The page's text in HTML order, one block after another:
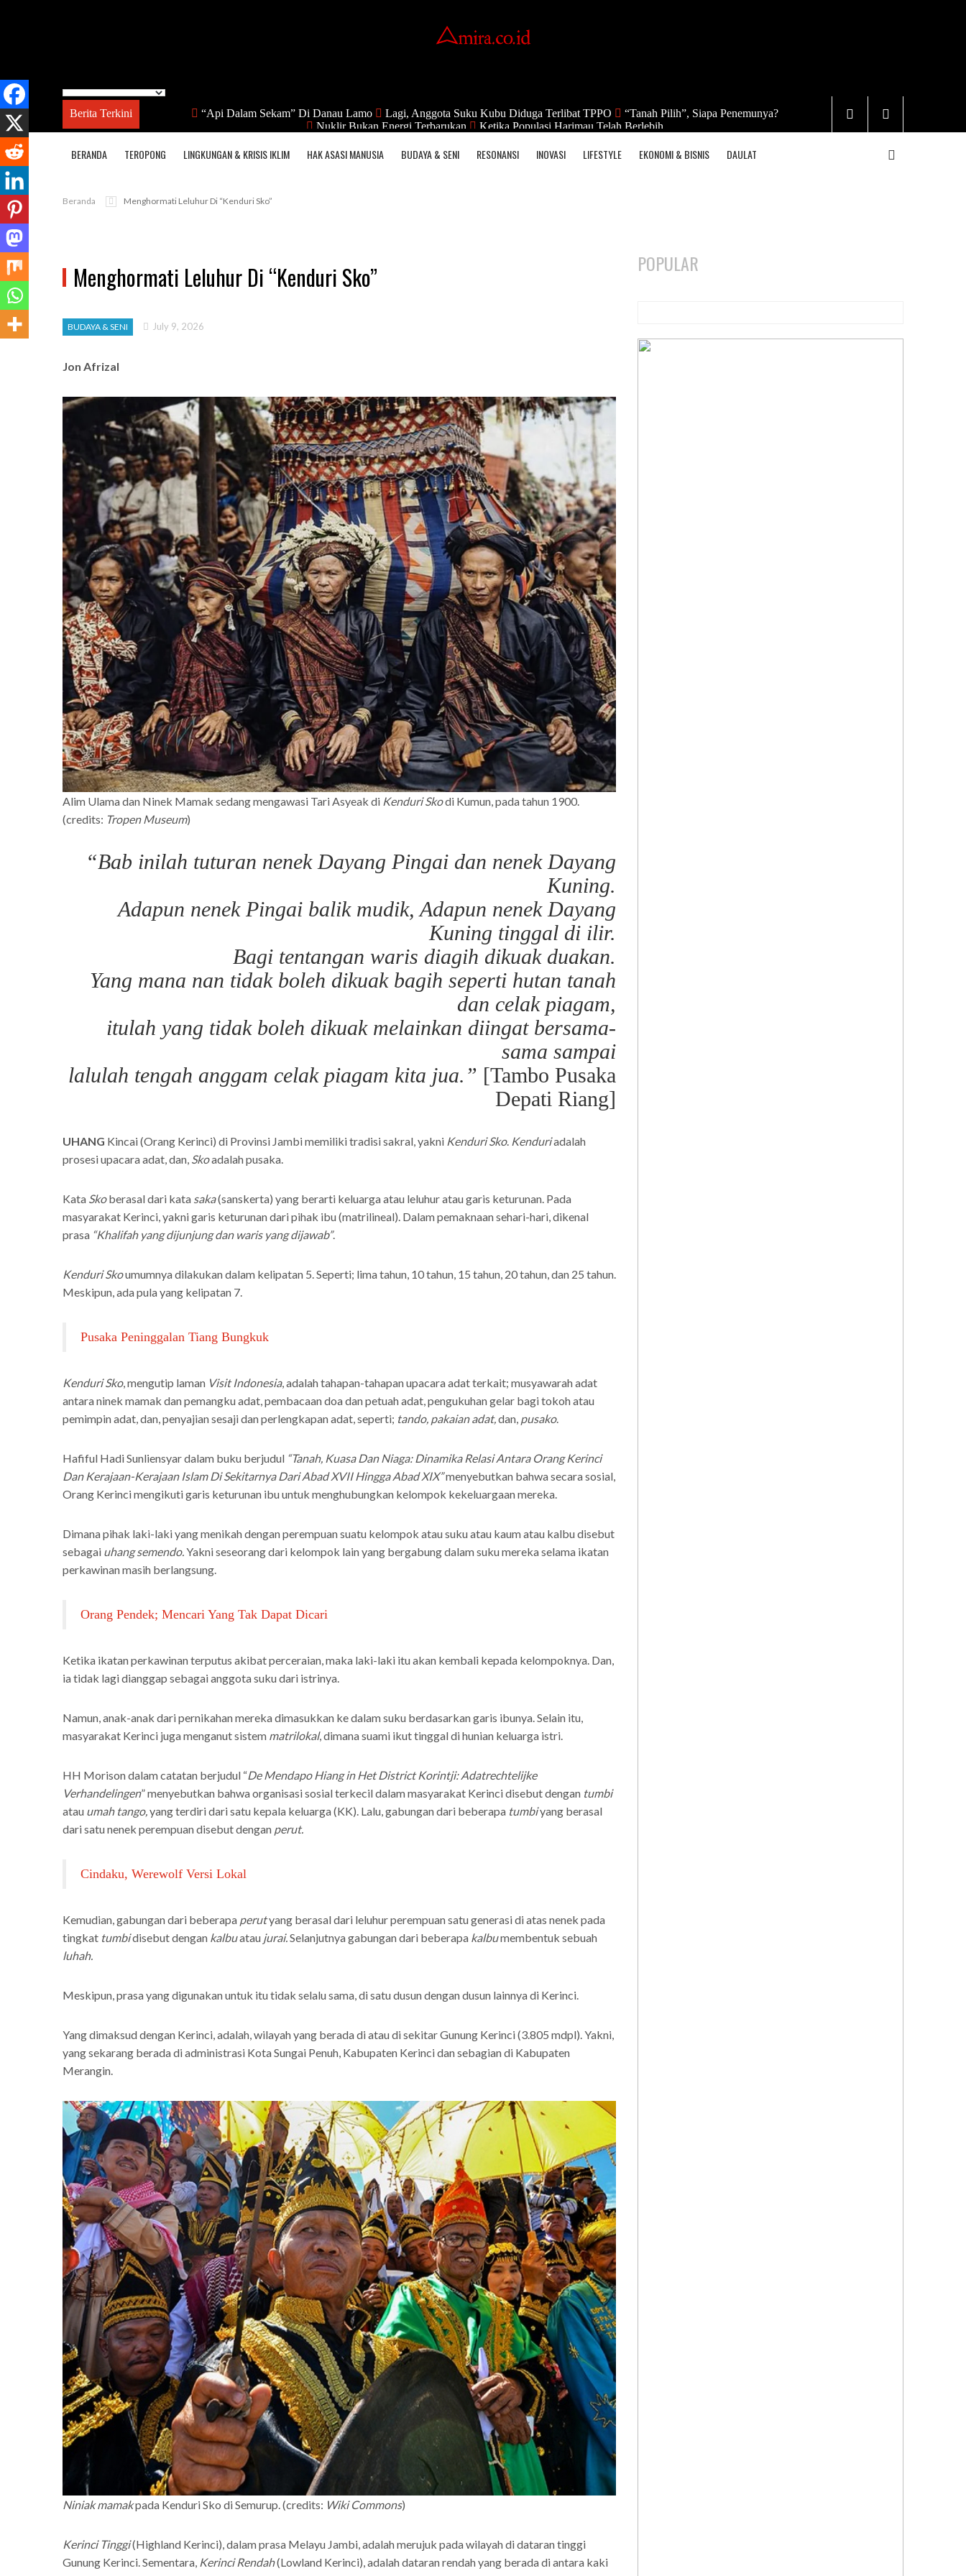
Berita Terkini “Api Dalam Sekam” Di Danau Lamo Lagi, Anggota Suku Kubu Diduga Terlibat TPPO
“Tanah Pilih”, Siapa Penemunya?
Nuklir Bukan Energi Terbarukan
Ketika Populasi Harimau Telah Berlebih
BERANDA TEROPONG LINGKUNGAN & KRISIS IKLIM HAK ASASI MANUSIA BUDAYA & SENI RESONANSI INOVASI LIFESTYLE EKONOMI & BISNIS DAULAT
Beranda Menghormati Leluhur Di “Kenduri Sko”
Menghormati Leluhur Di “Kenduri Sko”
BUDAYA & SENI July 9, 2026
Jon Afrizal
Alim Ulama dan Ninek Mamak sedang mengawasi Tari Asyeak di Kenduri Skodi Kumun, pada tahun 1900.
(credits: Tropen Museum)
“Bab inilah tuturan nenek Dayang Pingai dan nenek Dayang
Kuning.
Adapun nenek Pingai balik mudik, Adapun nenek Dayang
Kuning tinggal di ilir.
Bagi tentangan waris diagih dikuak duakan.
Yang mana nan tidak boleh dikuak bagih seperti hutan tanah
dan celak piagam,
itulah yang tidak boleh dikuak melainkan diingat bersama-
sama sampai
lalulah tengah anggam celak piagam kita jua.” [Tambo Pusaka
Depati Riang]
UHANG Kincai (Orang Kerinci) di Provinsi Jambi memiliki tradisi sakral, yakni Kenduri Sko. Kenduriadalah
prosesi upacara adat, dan, Skoadalah pusaka.
Kata Skoberasal dari kata saka(sanskerta) yang berarti keluarga atau leluhur atau garis keturunan. Pada
masyarakat Kerinci, yakni garis keturunan dari pihak ibu (matrilineal). Dalam pemaknaan sehari-hari, dikenal
prasa “Khalifah yang dijunjung dan waris yang dijawab”.
Kenduri Skoumumnya dilakukan dalam kelipatan 5. Seperti; lima tahun, 10 tahun, 15 tahun, 20 tahun, dan 25 tahun.
Meskipun, ada pula yang kelipatan 7.
Pusaka Peninggalan Tiang Bungkuk
Kenduri Sko, mengutip laman Visit Indonesia, adalah tahapan-tahapan upacara adat terkait; musyawarah adat
antara ninek mamak dan pemangku adat, pembacaan doa dan petuah adat, pengukuhan gelar bagi tokoh atau
pemimpin adat, dan, penyajian sesaji dan perlengkapan adat, seperti; tando, pakaian adat,dan, pusako.
Hafiful Hadi Sunliensyar dalam buku berjudul “Tanah, Kuasa Dan Niaga: Dinamika Relasi Antara Orang Kerinci
Dan Kerajaan-Kerajaan Islam Di Sekitarnya Dari Abad XVII Hingga Abad XIX”menyebutkan bahwa secara sosial,
Orang Kerinci mengikuti garis keturunan ibu untuk menghubungkan kelompok kekeluargaan mereka.
Dimana pihak laki-laki yang menikah dengan perempuan suatu kelompok atau suku atau kaum atau kalbu disebut
sebagai uhang semendo.Yakni seseorang dari kelompok lain yang bergabung dalam suku mereka selama ikatan
perkawinan masih berlangsung.
Orang Pendek; Mencari Yang Tak Dapat Dicari
Ketika ikatan perkawinan terputus akibat perceraian, maka laki-laki itu akan kembali kepada kelompoknya. Dan,
ia tidak lagi dianggap sebagai anggota suku dari istrinya.
Namun, anak-anak dari pernikahan mereka dimasukkan ke dalam suku berdasarkan garis ibunya. Selain itu,
masyarakat Kerinci juga menganut sistem matrilokal, dimana suami ikut tinggal di hunian keluarga istri.
HH Morison dalam catatan berjudul “De Mendapo Hiang in Het District Korintji: Adatrechtelijke
Verhandelingen” menyebutkan bahwa organisasi sosial terkecil dalam masyarakat Kerinci disebut dengan tumbi
atau umah tango,yang terdiri dari satu kepala keluarga (KK). Lalu, gabungan dari beberapa tumbiyang berasal
dari satu nenek perempuan disebut dengan perut.
Cindaku, Werewolf Versi Lokal
Kemudian, gabungan dari beberapa perutyang berasal dari leluhur perempuan satu generasi di atas nenek pada
tingkat tumbidisebut dengan kalbuatau jurai.Selanjutnya gabungan dari beberapa kalbumembentuk sebuah
luhah.
Meskipun, prasa yang digunakan untuk itu tidak selalu sama, di satu dusun dengan dusun lainnya di Kerinci.
Yang dimaksud dengan Kerinci, adalah, wilayah yang berada di atau di sekitar Gunung Kerinci (3.805 mdpl). Yakni,
yang sekarang berada di administrasi Kota Sungai Penuh, Kabupaten Kerinci dan sebagian di Kabupaten
Merangin.
Niniak mamakpada Kenduri Sko di Semurup. (credits: Wiki Commons)
Kerinci Tinggi(Highland Kerinci), dalam prasa Melayu Jambi, adalah merujuk pada wilayah di dataran tinggi
Gunung Kerinci. Sementara, Kerinci Rendah(Lowland Kerinci), adalah dataran rendah yang berada di antara kaki
POPULAR